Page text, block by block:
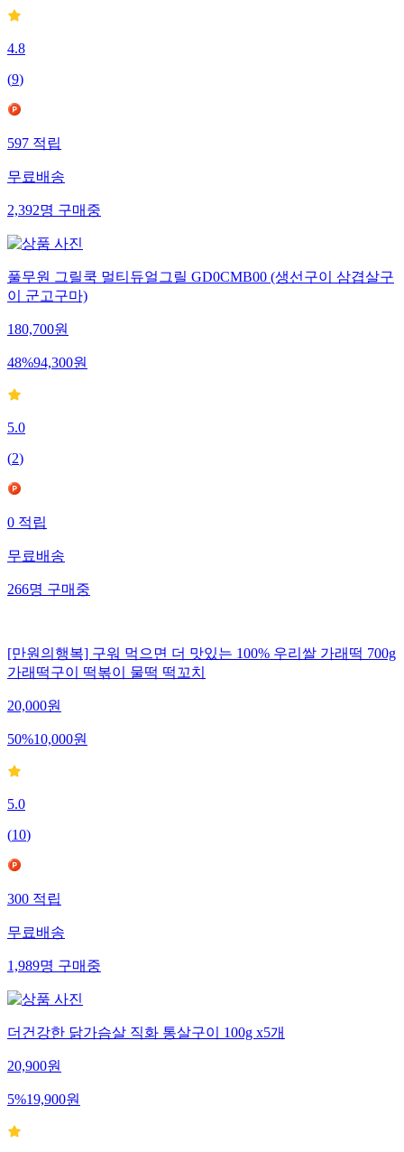
4.8
(9)
597적립
무료배송
2,392명구매중
풀무원 그릴쿡 멀티듀얼그릴 GD0CMB00 (생선구이 삼겹살구
이 군고구마)
180,700원
48%94,300원
5.0
(2)
0적립
무료배송
266명구매중
[만원의행복] 구워 먹으면 더 맛있는 100% 우리쌀 가래떡 700g
가래떡구이 떡볶이 물떡 떡꼬치
20,000원
50%10,000원
5.0
(10)
300적립
무료배송
1,989명구매중
더건강한 닭가슴살 직화 통살구이 100g x5개
20,900원
5%19,900원